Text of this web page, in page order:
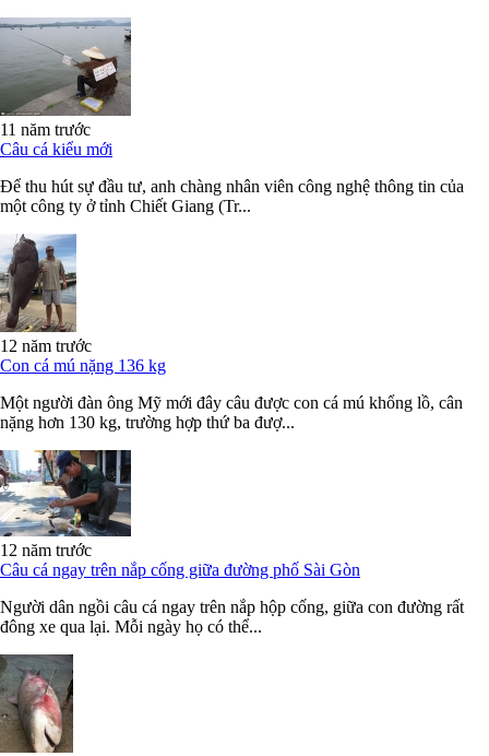
11 năm trước
Câu cá kiểu mới
Để thu hút sự đầu tư, anh chàng nhân viên công nghệ thông tin của
một công ty ở tỉnh Chiết Giang (Tr...
12 năm trước
Con cá mú nặng 136 kg
Một người đàn ông Mỹ mới đây câu được con cá mú khổng lồ, cân
nặng hơn 130 kg, trường hợp thứ ba đượ...
12 năm trước
Câu cá ngay trên nắp cống giữa đường phố Sài Gòn
Người dân ngồi câu cá ngay trên nắp hộp cống, giữa con đường rất
đông xe qua lại. Mỗi ngày họ có thể...